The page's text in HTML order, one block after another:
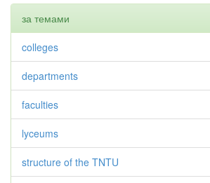
за темами
colleges
departments
faculties
lyceums
structure of the TNTU